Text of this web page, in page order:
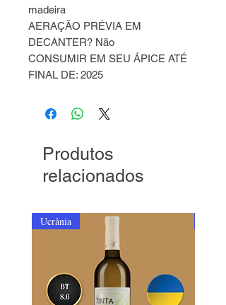
madeira
AERAÇÃO PRÉVIA EM
DECANTER? Não
CONSUMIR EM SEU ÁPICE ATÉ
FINAL DE: 2025
Produtos
relacionados
Ucrânia